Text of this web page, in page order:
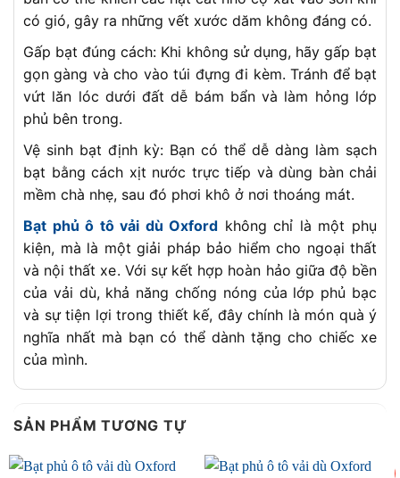
có gió, gây ra những vết xước dăm không đáng có.
Gấp bạt đúng cách: Khi không sử dụng, hãy gấp bạt
gọn gàng và cho vào túi đựng đi kèm. Tránh để bạt
vứt lăn lóc dưới đất dễ bám bẩn và làm hỏng lớp
phủ bên trong.
Vệ sinh bạt định kỳ: Bạn có thể dễ dàng làm sạch
bạt bằng cách xịt nước trực tiếp và dùng bàn chải
mềm chà nhẹ, sau đó phơi khô ở nơi thoáng mát.
Bạt phủ ô tô vải dù Oxford không chỉ là một phụ
kiện, mà là một giải pháp bảo hiểm cho ngoại thất
và nội thất xe. Với sự kết hợp hoàn hảo giữa độ bền
của vải dù, khả năng chống nóng của lớp phủ bạc
và sự tiện lợi trong thiết kế, đây chính là món quà ý
nghĩa nhất mà bạn có thể dành tặng cho chiếc xe
của mình.
SẢN PHẨM TƯƠNG TỰ